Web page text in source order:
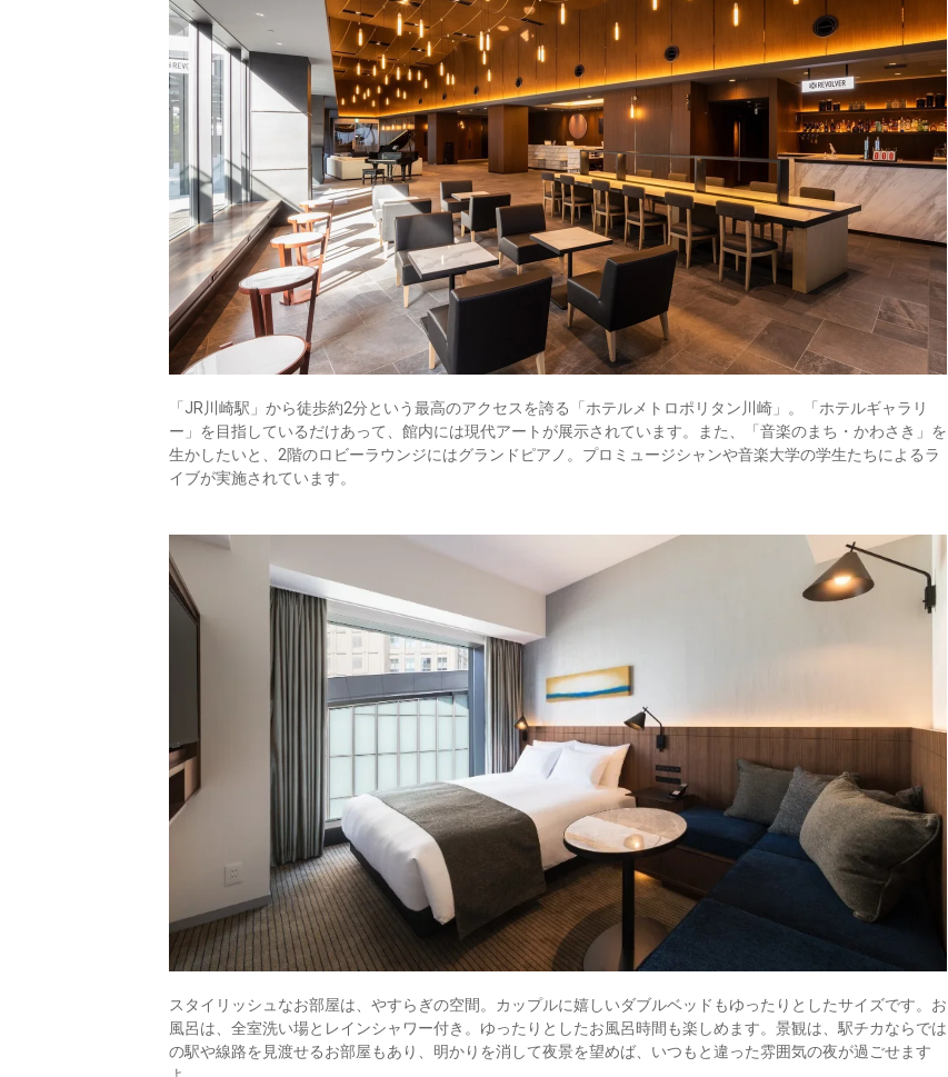
「JR川崎駅」から徒歩約2分という最高のアクセスを誇る「ホテルメトロポリタン川崎」。「ホテルギャラリ
ー」を目指しているだけあって、館内には現代アートが展示されています。また、「音楽のまち・かわさき」を
生かしたいと、2階のロビーラウンジにはグランドピアノ。プロミュージシャンや音楽大学の学生たちによるラ
イブが実施されています。
スタイリッシュなお部屋は、やすらぎの空間。カップルに嬉しいダブルベッドもゆったりとしたサイズです。お
風呂は、全室洗い場とレインシャワー付き。ゆったりとしたお風呂時間も楽しめます。景観は、駅チカならでは
の駅や線路を見渡せるお部屋もあり、明かりを消して夜景を望めば、いつもと違った雰囲気の夜が過ごせます